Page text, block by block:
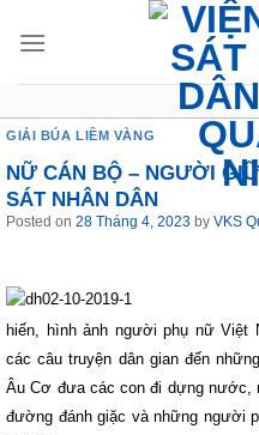
GIẢI BÚA LIỀM VÀNG
NỮ CÁN BỘ – NGƯỜI
SÁT NHÂN DÂN
Posted on 28 Tháng 4, 2023 by VKS
hiến, hình ảnh người phụ nữ
các câu truyện dân gian đến
Âu Cơ đưa các con đi dựng nước,
đường đánh giặc và những người